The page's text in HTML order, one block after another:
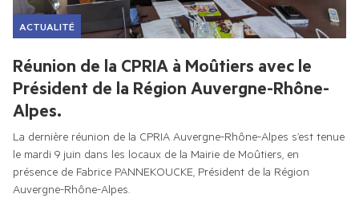
TOUS LES MEMBRES
COMMUNIQUÉS DE PRESSE
PHOTOS
ACTUALITÉ
Réunion de la CPRIA à Moûtiers avec le
Président de la Région Auvergne-Rhône-
Alpes.
La dernière réunion de la CPRIA Auvergne-Rhône-Alpes s’est tenue
le mardi 9 juin dans les locaux de la Mairie de Moûtiers, en
présence de Fabrice PANNEKOUCKE, Président de la Région
Auvergne-Rhône-Alpes.